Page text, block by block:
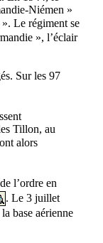
Niémen »
Le régiment se
», l’éclair
Sur les 97
Tillon, au
alors
l’ordre en
. Le 3 juillet
base aérienne